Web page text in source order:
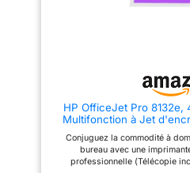
efficace: Économisez de
temps avec cette imprimante
compacte tout-en-un. La XP-
recherchent une solution
économique, moderne et
intuitive produisant des
HP OfficeJet Pro 8132e,
Multifonction à Jet
Forfait Instant Ink
Conjuguez la commodité à
bureau avec une
professionnelle (Télécopie